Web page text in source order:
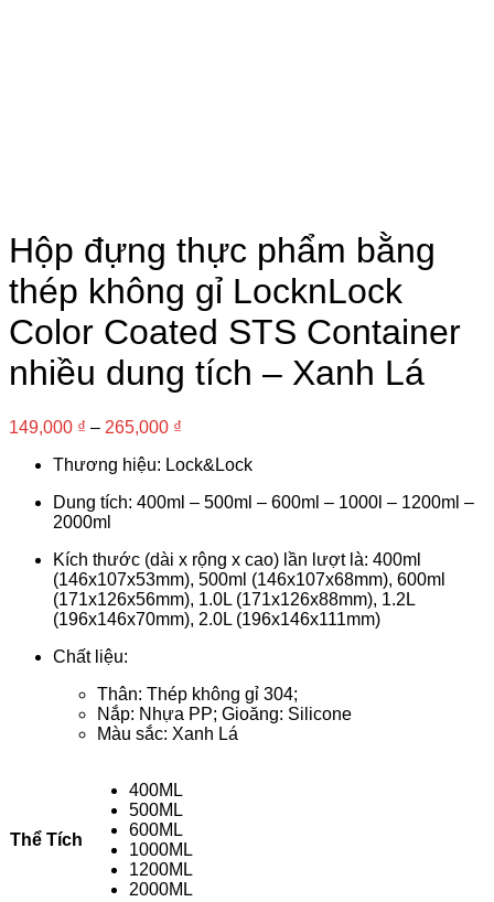
Hộp đựng thực phẩm bằng
thép không gỉ LocknLock
Color Coated STS Container
nhiều dung tích – Xanh Lá
149,000 ₫ – 265,000 ₫
Thương hiệu: Lock&Lock
Dung tích: 400ml – 500ml – 600ml – 1000l – 1200ml –
2000ml
Kích thước (dài x rộng x cao) lần lượt là: 400ml
(146x107x53mm), 500ml (146x107x68mm), 600ml
(171x126x56mm), 1.0L (171x126x88mm), 1.2L
(196x146x70mm), 2.0L (196x146x111mm)
Chất liệu:
Thân: Thép không gỉ 304;
Nắp: Nhựa PP; Gioăng: Silicone
Màu sắc: Xanh Lá
Thể Tích
400ML
500ML
600ML
1000ML
1200ML
2000ML